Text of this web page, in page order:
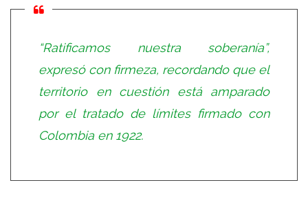
“Ratificamos nuestra soberanía”,
expresó con firmeza, recordando que el
territorio en cuestión está amparado
por el tratado de límites firmado con
Colombia en 1922.